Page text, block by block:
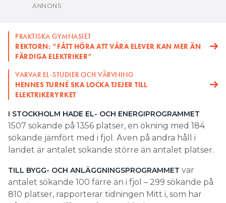
REKTORN: ”FÅTT HÖRA ATT VÅRA ELEVER KAN MER ÄN
VARVAR EL-STUDIER OCH VÄRVNING
HENNES TURNÉ SKA LOCKA TJEJER TILL
ELEKTRIKERYRKET
I STOCKHOLM HADE EL- OCH ENERGIPROGRAMMET
1507 sökande på 1356 platser, en ökning med 184
sökande jämfört med i fjol. Även på andra håll i
TILL BYGG- OCH ANLÄGGNINGSPROGRAMMETvar
antalet sökande 100 färre än i fjol – 299 sökande på
810 platser, rapporterar tidningen Mitt i, som har
gått igenom siffrorna för Stockholm.
ENLIGT UNGDOMSBAROMETERNär jobb efter
gymnasiet och bra förmåner det viktigaste för